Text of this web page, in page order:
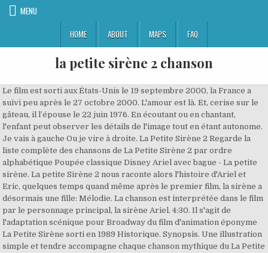
MENU
HOME
ABOUT MAPS FAQ
la petite sirène 2 chanson
Le film est sorti aux États-Unis le 19 septembre 2000, la France a
suivi peu après le 27 octobre 2000. L'amour est là. Et, cerise sur le
gâteau, il l’épouse le 22 juin 1976. En écoutant ou en chantant,
l'enfant peut observer les détails de l'image tout en étant autonome.
Je vais à gauche Ou je vire à droite. La Petite Sirène 2 Regarde la
liste complète des chansons de La Petite Sirène 2 par ordre
alphabétique Poupée classique Disney Ariel avec bague - La petite
sirène. La petite Sirène 2 nous raconte alors l'histoire d'Ariel et
Eric, quelques temps quand même après le premier film, la sirène a
désormais une fille: Mélodie. La chanson est interprétée dans le film
par le personnage principal, la sirène Ariel. 4:30. Il s'agit de
l'adaptation scénique pour Broadway du film d'animation éponyme
La Petite Sirène sorti en 1989 Historique. Synopsis. Une illustration
simple et tendre accompagne chaque chanson mythique du La Petite